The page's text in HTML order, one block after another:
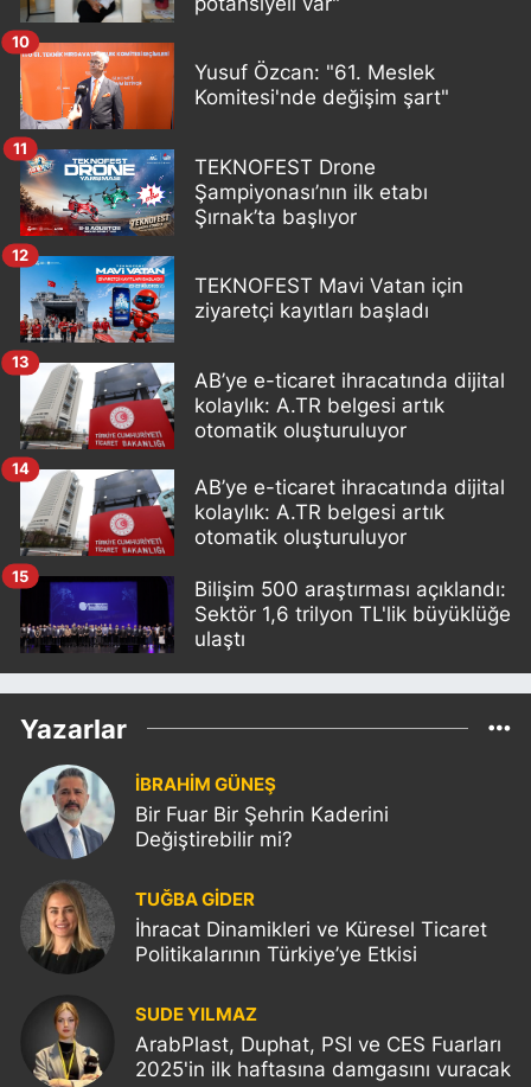
Yusuf Özcan: "61. Meslek
Komitesi'nde değişim şart"
10
TEKNOFEST Drone
Şampiyonası’nın ilk etabı
Şırnak’ta başlıyor
11
TEKNOFEST Mavi Vatan için
ziyaretçi kayıtları başladı
12
AB’ye e-ticaret ihracatında dijital
kolaylık: A.TR belgesi artık
otomatik oluşturuluyor
13
AB’ye e-ticaret ihracatında dijital
kolaylık: A.TR belgesi artık
otomatik oluşturuluyor
14
Bilişim 500 araştırması açıklandı:
Sektör 1,6 trilyon TL'lik büyüklüğe
ulaştı
15
Yazarlar
İBRAHİM GÜNEŞ
Bir Fuar Bir Şehrin Kaderini
Değiştirebilir mi?
TUĞBA GİDER
İhracat Dinamikleri ve Küresel Ticaret
Politikalarının Türkiye’ye Etkisi
SUDE YILMAZ
ArabPlast, Duphat, PSI ve CES Fuarları
2025'in ilk haftasına damgasını vuracak